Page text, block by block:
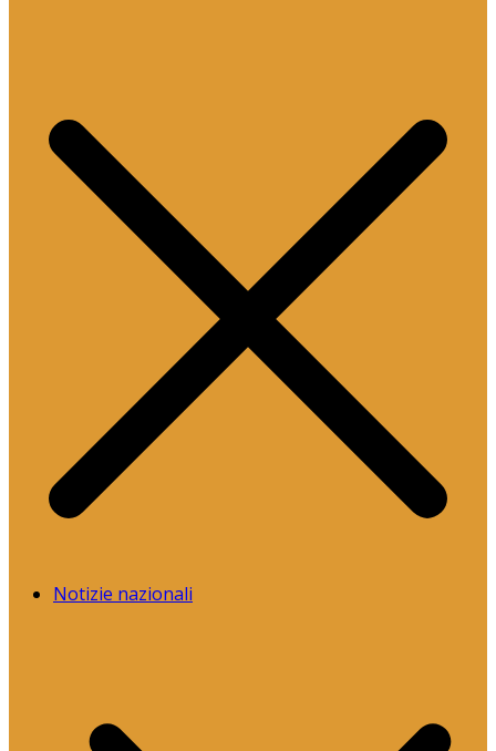
Notizie nazionali